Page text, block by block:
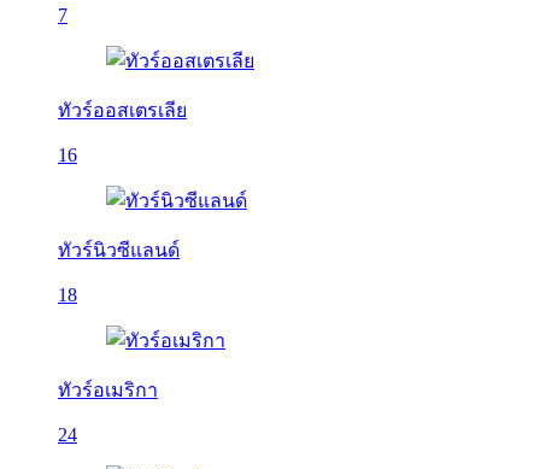
7
ทัวร์ออสเตรเลีย
16
ทัวร์นิวซีแลนด์
18
ทัวร์อเมริกา
24